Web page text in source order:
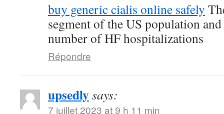
buy generic cialis online safely
segment of the US population
number of HF hospitalizations
Répondre
upsedlysays:
7 juillet 2023 at 9 h 11 min